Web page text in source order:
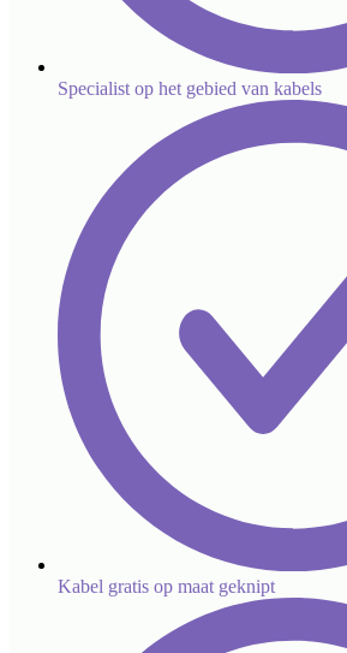
Specialist op het gebied van kabels
Kabel gratis op maat geknipt